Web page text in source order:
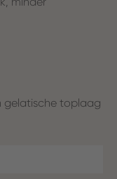
gelatische toplaag